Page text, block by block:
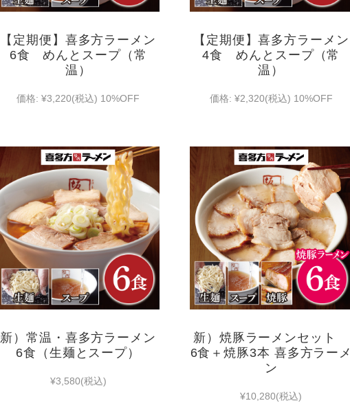
【定期便】喜多方ラーメン
6食 めんとスープ（常
温）
価格: ¥3,220(税込) 10%OFF
【定期便】喜多方ラーメン
4食 めんとスープ（常
温）
価格: ¥2,320(税込) 10%OFF
新）常温・喜多方ラーメン
6食（生麺とスープ）
¥3,580(税込)
新）焼豚ラーメンセット
6食＋焼豚3本 喜多方ラーメ
ン
¥10,280(税込)